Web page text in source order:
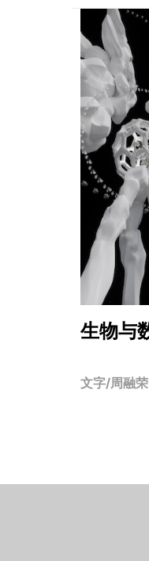
生物与
文字/周融